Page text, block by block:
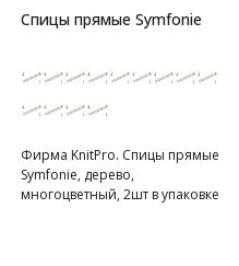
Спицы прямые Symfonie
Фирма KnitPro. Спицы прямые
Symfonie, дерево,
многоцветный, 2шт в упаковке